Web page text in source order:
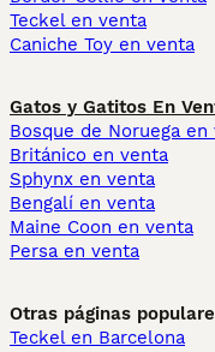
Teckel en venta
Caniche Toy en venta
Gatos y Gatitos En
Bosque de Noruega en
Británico en venta
Sphynx en venta
Bengalí en venta
Maine Coon en venta
Persa en venta
Otras páginas
Teckel en Barcelona